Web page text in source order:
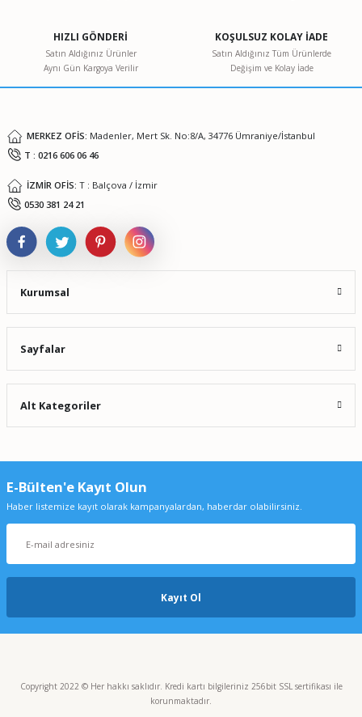
Ürün bilgilerinde hatalar bulunuyor.
Ürün fiyatı diğer sitelerden daha pahalı.
HIZLI GÖNDERİ
Satın Aldığınız Ürünler
Aynı Gün Kargoya Verilir
KOŞULSUZ KOLAY İADE
Satın Aldığınız Tüm Ürünlerde
Değişim ve Kolay İade
MERKEZ OFİS: Madenler, Mert Sk. No:8/A, 34776 Ümraniye/İstanbul
T : 0216 606 06 46
İZMİR OFİS: T : Balçova / İzmir
0530 381 24 21
Kurumsal
Sayfalar
Alt Kategoriler
E-Bülten'e Kayıt Olun
Haber listemize kayıt olarak kampanyalardan, haberdar olabilirsiniz.
Kayıt Ol
Copyright 2022 © Her hakkı saklıdır. Kredi kartı bilgileriniz 256bit SSL sertifikası ile
korunmaktadır.